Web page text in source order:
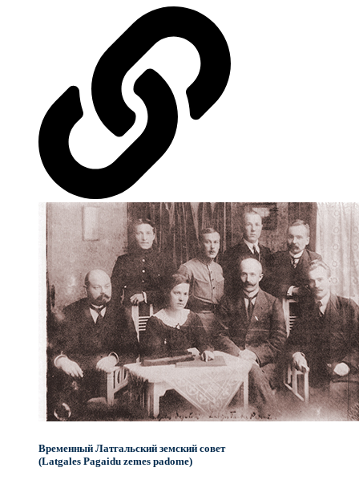
Временный Латгальский земский совет
(Latgales Pagaidu zemes padome)